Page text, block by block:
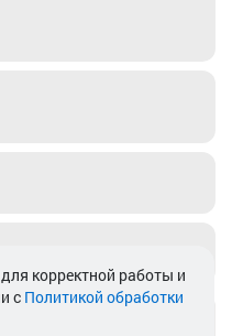
корректной работы и
с Политикой обработки